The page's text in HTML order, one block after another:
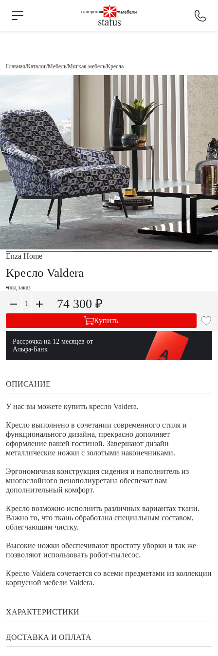
Главная Каталог Мебель Мягкая мебель Кресла
Enza Home
Кресло Valdera
под заказ
74 300 ₽
Купить
Рассрочка на 12 месяцев от
Альфа-Банк
ОПИСАНИЕ
У нас вы можете купить кресло Valdera.
Кресло выполнено в сочетании современного стиля и
функционального дизайна, прекрасно дополняет
оформление вашей гостиной. Завершают дизайн
металлические ножки с золотыми наконечниками.
Эргономичная конструкция сидения и наполнитель из
многослойного пенополиуретана обеспечат вам
дополнительный комфорт.
Кресло возможно исполнить различных вариантах ткани.
Важно то, что ткань обработана специальным составом,
облегчающим чистку.
Высокие ножки обеспечивают простоту уборки и так же
позволяют использовать робот-пылесос.
Кресло Valdera сочетается со всеми предметами из коллекции
корпусной мебели Valdera.
ХАРАКТЕРИСТИКИ
Бренд
ДОСТАВКА И ОПЛАТА